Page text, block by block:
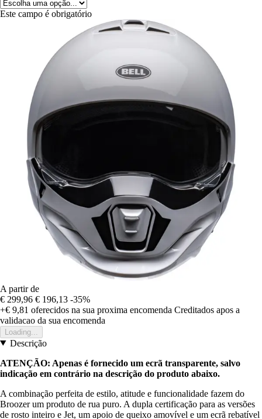
Este campo é obrigatório
A partir de
€ 299,96 € 196,13 -35%
+€ 9,81 oferecidos na sua proxima encomenda Creditados apos a
validacao da sua encomenda
Loading...
Descrição
ATENÇÃO: Apenas é fornecido um ecrã transparente, salvo
indicação em contrário na descrição do produto abaixo.
A combinação perfeita de estilo, atitude e funcionalidade fazem do
Broozer um produto de rua puro. A dupla certificação para as versões
de rosto inteiro e Jet, um apoio de queixo amovível e um ecrã rebatível